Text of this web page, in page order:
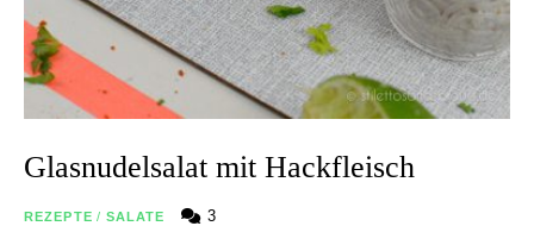
Glasnudelsalat mit Hackfleisch
REZEPTE / SALATE 3